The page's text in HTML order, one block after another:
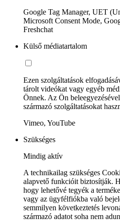
Google Tag Manager, UET
Microsoft Consent Mode,
Freshchat
Külső médiatartalom
Ezen szolgáltatások
tárolt videókat vagy egyéb
Önnek. Az Ön
származó szolgáltatásokat
Vimeo, YouTube
Szükséges
Mindig aktív
A technikailag szükséges
alapvető funkcióit biztosítják.
hogy lehetővé tegyék a
vagy az ügyfélfiókba való
semmilyen következtetés
származó adatot soha nem